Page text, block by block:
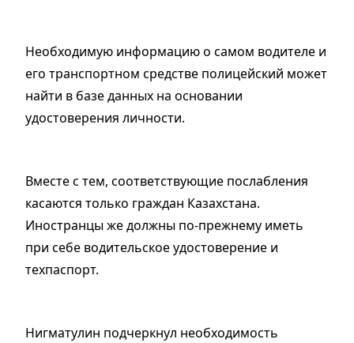
Необходимую информацию о самом водителе и
его транспортном средстве полицейский может
найти в базе данных на основании
удостоверения личности.
Вместе с тем, соответствующие послабления
касаются только граждан Казахстана.
Иностранцы же должны по-прежнему иметь
при себе водительское удостоверение и
техпаспорт.
Нигматулин подчеркнул необходимость